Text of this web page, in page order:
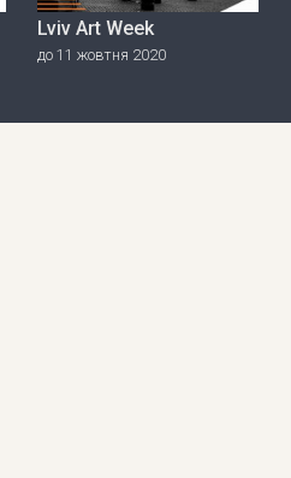
Lviv Art Week
до 11 жовтня 2020